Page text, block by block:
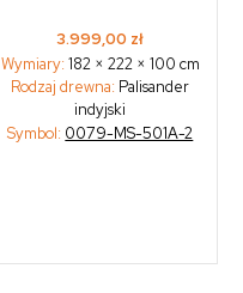
3.999,00 zł
Wymiary: 182 × 222 × 100 cm
Rodzaj drewna: Palisander
indyjski
Symbol: 0079-MS-501A-2